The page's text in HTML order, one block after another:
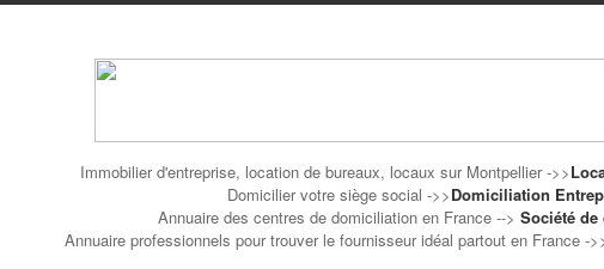
Immobilier d'entreprise, location de bureaux, locaux sur Montpellier ->>
Domicilier votre siège social ->>Domiciliation
Annuaire des centres de domiciliation en France --> Société
Annuaire professionnels pour trouver le fournisseur idéal partout en France -